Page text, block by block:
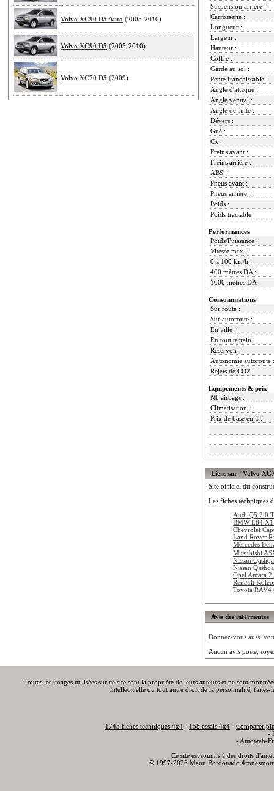
Volvo XC90 D5 Auto (2005-2010)
Volvo XC90 D5 (2005-2010)
Volvo XC70 D5 (2009)
Suspension arrière :
Carrosserie :
Longueur :
Largeur :
Hauteur :
Coffre :
Garde au sol :
Pente franchissable :
Angle d'attaque :
Angle ventral :
Angle de fuite :
Dévers :
Gué :
Cx :
Freins avant :
Freins arrière :
ABS :
Pneus avant :
Pneus arrière :
Poids :
Poids tractable :
Performances
Poids/Puissance :
Vitesse max :
0 à 100 km/h :
400 mètres DA :
1000 mètres DA :
Consommations
Sur route :
Sur autoroute :
En ville :
En tout terrain :
Reservoir :
Autonomie autoroute :
Rejets de CO2 :
Equipements & prix
Nb airbags :
Climatisation :
Prix de base en € :
Liens sur "Volvo
Site officiel du
Les fiches techniques
Audi Q5 2.0
BMW E84
Chevrolet
Land Rover
Mercedes
Mitsubishi
Nissan
Nissan
Opel Antara
Renault
Toyota
Avis des internautes
Donnez-vous aussi
Aucun avis posté,
Toutes les images utilisées sur ce site sont la propriété de leurs auteurs et ne sont
intellectuelle ou tout autre droit de la personnalité,
1745 fiches techniques 4x4 - 158 essais 4x4 - Comparer
-
- Autoweb-
Ce site est soumis à des droits
© 1997-2026 Manu Bordonado